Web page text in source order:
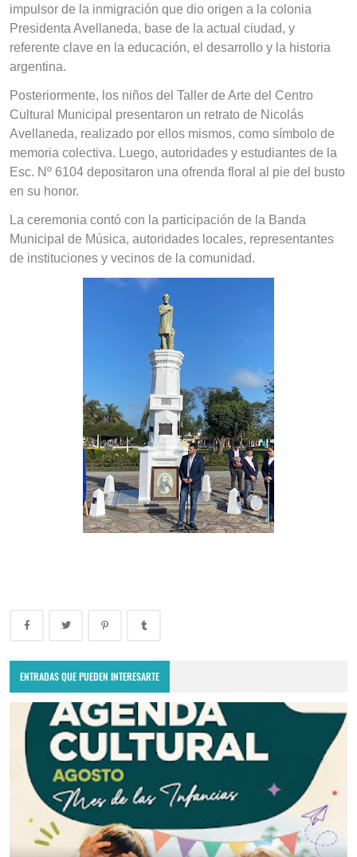
impulsor de la inmigración que dio origen a la colonia
Presidenta Avellaneda, base de la actual ciudad, y
referente clave en la educación, el desarrollo y la historia
argentina.
Posteriormente, los niños del Taller de Arte del Centro
Cultural Municipal presentaron un retrato de Nicolás
Avellaneda, realizado por ellos mismos, como símbolo de
memoria colectiva. Luego, autoridades y estudiantes de la
Esc. Nº 6104 depositaron una ofrenda floral al pie del busto
en su honor.
La ceremonia contó con la participación de la Banda
Municipal de Música, autoridades locales, representantes
de instituciones y vecinos de la comunidad.
ENTRADAS QUE PUEDEN INTERESARTE